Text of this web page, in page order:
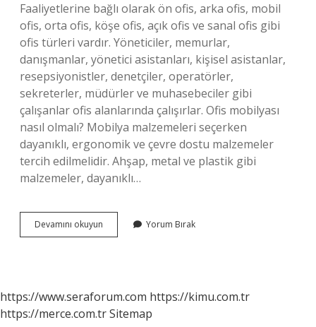
Faaliyetlerine bağlı olarak ön ofis, arka ofis, mobil
ofis, orta ofis, köşe ofis, açık ofis ve sanal ofis gibi
ofis türleri vardır. Yöneticiler, memurlar,
danışmanlar, yönetici asistanları, kişisel asistanlar,
resepsiyonistler, denetçiler, operatörler,
sekreterler, müdürler ve muhasebeciler gibi
çalışanlar ofis alanlarında çalışırlar. Ofis mobilyası
nasıl olmalı? Mobilya malzemeleri seçerken
dayanıklı, ergonomik ve çevre dostu malzemeler
tercih edilmelidir. Ahşap, metal ve plastik gibi
malzemeler, dayanıklı…
Devamını okuyun
Mobilyaları
Yorum Bırak
https://www.seraforum.com https://kimu.com.tr
https://merce.com.trSitemap